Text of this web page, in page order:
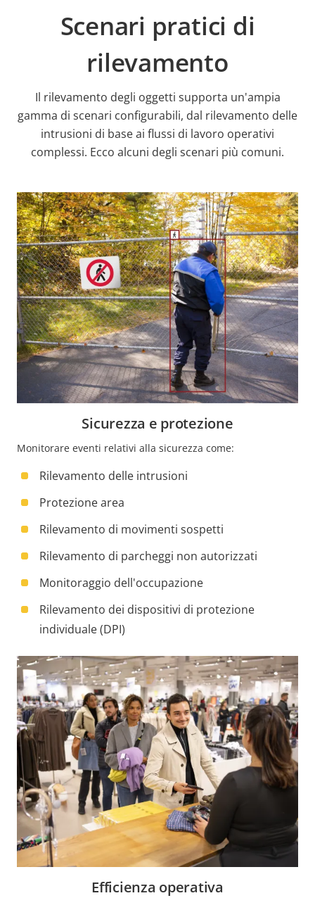
Scenari pratici di
rilevamento
Il rilevamento degli oggetti supporta un'ampia
gamma di scenari configurabili, dal rilevamento delle
intrusioni di base ai flussi di lavoro operativi
complessi. Ecco alcuni degli scenari più comuni.
Sicurezza e protezione
Monitorare eventi relativi alla sicurezza come:
Rilevamento delle intrusioni
Protezione area
Rilevamento di movimenti sospetti
Rilevamento di parcheggi non autorizzati
Monitoraggio dell'occupazione
Rilevamento dei dispositivi di protezione
individuale (DPI)
Efficienza operativa